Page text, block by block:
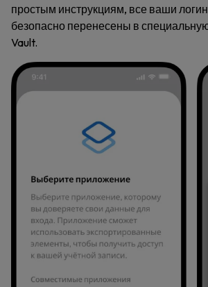
простым инструкциям, все ваши
безопасно перенесены в
Vault.